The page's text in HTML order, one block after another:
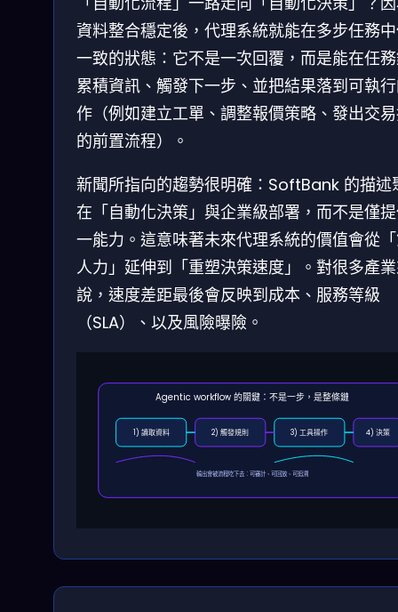
資料整合穩定後，代理系統就能在多步任務
一致的狀態：它不是一次回覆，而是能在任
累積資訊、觸發下一步、並把結果落到可執
作（例如建立工單、調整報價策略、發出交
的前置流程）。
新聞所指向的趨勢很明確：SoftBank 的描述
在「自動化決策」與企業級部署，而不是僅
一能力。這意味著未來代理系統的價值會從
人力」延伸到「重塑決策速度」。對很多產
說，速度差距最後會反映到成本、服務等級
（SLA）、以及風險曝險。
Agentic workflow 的關鍵：不是一步，是整條鏈
1) 讀取資料 2) 觸發規則 3) 工具操作 4) 決策
輸出會被流程吃下去：可審計、可回放、可追溯